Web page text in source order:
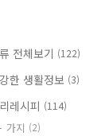
전체보기 (122)
한 생활정보 (3)
레시피 (114)
가지 (2)